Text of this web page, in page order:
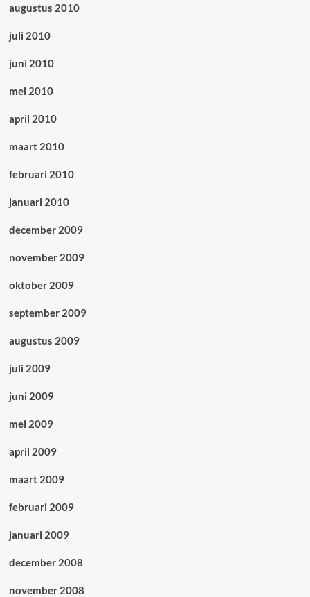
augustus 2010
juli 2010
juni 2010
mei 2010
april 2010
maart 2010
februari 2010
januari 2010
december 2009
november 2009
oktober 2009
september 2009
augustus 2009
juli 2009
juni 2009
mei 2009
april 2009
maart 2009
februari 2009
januari 2009
december 2008
november 2008